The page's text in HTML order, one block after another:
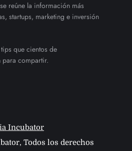
reúne la información más
startups, marketing e inversión
que cientos de
para compartir.
Incubator
Todos los derechos